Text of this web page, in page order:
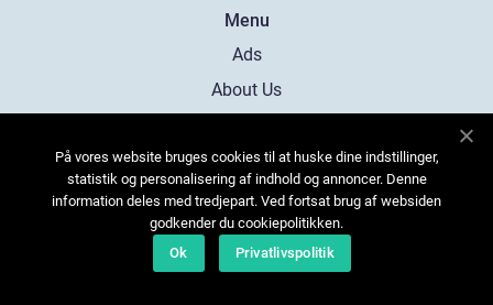
Menu
Ads
About Us
Contact
Sitemap
På vores website bruges cookies til at huske dine indstillinger,
statistik og personalisering af indhold og annoncer. Denne
information deles med tredjepart. Ved fortsat brug af websiden
godkender du cookiepolitikken.
Ok
Privatlivspolitik